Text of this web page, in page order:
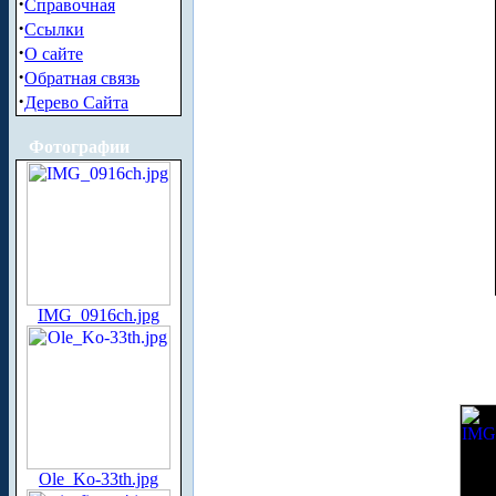
Справочная
·Ссылки
·О сайте
·Обратная связь
·Дерево Сайта
Фотографии
IMG_0916ch.jpg
Ole_Ko-33th.jpg